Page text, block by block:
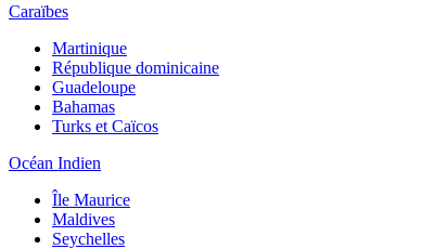
Caraïbes
Martinique
République dominicaine
Guadeloupe
Bahamas
Turks et Caïcos
Océan Indien
Île Maurice
Maldives
Seychelles